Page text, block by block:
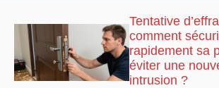
Tentative
comment
rapidement sa
éviter une
intrusion ?